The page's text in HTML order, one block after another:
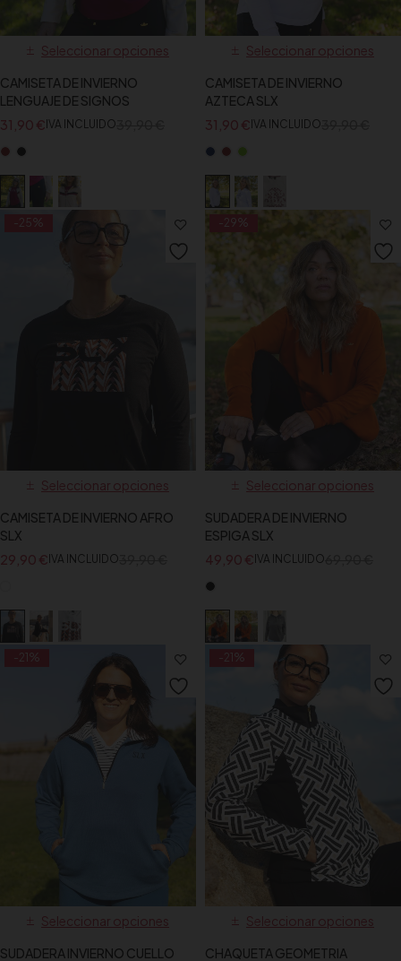
Seleccionar opciones
CAMISETA DE INVIERNO
LENGUAJE DE SIGNOS
31,90 € IVA INCLUIDO
Seleccionar opciones
CAMISETA DE INVIERNO
AZTECA SLX
31,90 € IVA INCLUIDO
-25%
Seleccionar opciones
CAMISETA DE INVIERNO AFRO
SLX
29,90 € IVA INCLUIDO
-29%
Seleccionar opciones
SUDADERA DE INVIERNO
ESPIGA SLX
49,90 € IVA INCLUIDO
-21%
Seleccionar opciones
SUDADERA INVIERNO CUELLO
-21%
Seleccionar opciones
CHAQUETA GEOMETRIA